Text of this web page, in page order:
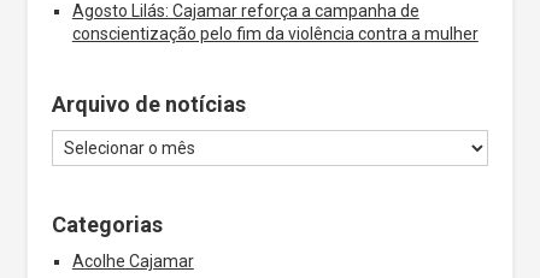
Agosto Lilás: Cajamar reforça a campanha de
conscientização pelo fim da violência contra a mulher
Arquivo de notícias
Categorias
Acolhe Cajamar